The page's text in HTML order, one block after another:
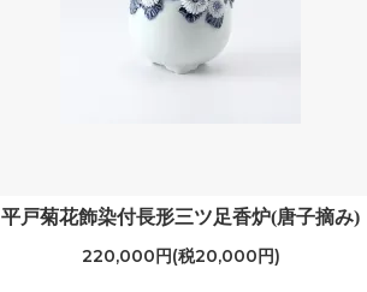
平戸菊花飾染付長形三ツ足香炉(唐子摘み)
220,000円(税20,000円)